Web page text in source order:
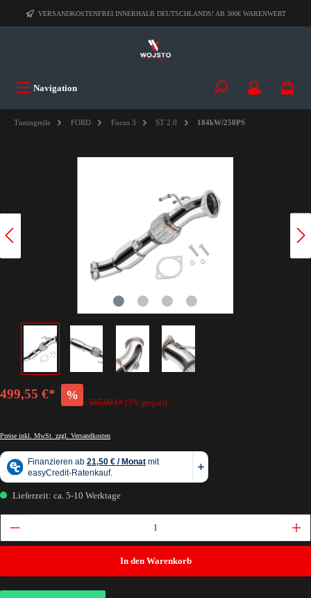
VERSANDKOSTENFREI INNERHALB DEUTSCHLANDS! AB 300€ WARENWERT
Navigation
Tuningteile FORD Focus 3 ST 2.0 184kW/250PS
499,55 €* %
515,00 €* (3% gespart)
Preise inkl. MwSt. zzgl. Versandkosten
Lieferzeit: ca. 5-10 Werktage
In den Warenkorb